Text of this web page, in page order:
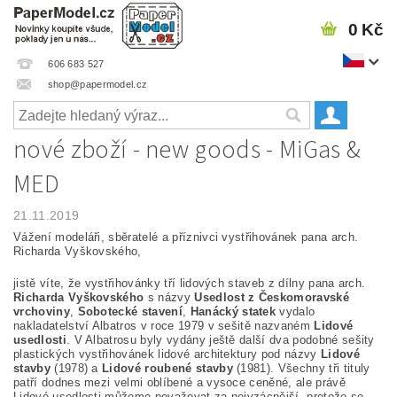
606 683 527
shop@papermodel.cz
0 Kč
nové zboží - new goods - MiGas &
MED
21.11.2019
Vážení modeláři, sběratelé a příznivci vystřihovánek pana arch.
Richarda Vyškovského,
jistě víte, že vystřihovánky tří lidových staveb z dílny pana arch.
Richarda Vyškovského s názvyUsedlost z Českomoravské
vrchoviny, Sobotecké stavení, Hanácký statek vydalo
nakladatelství Albatros v roce 1979 v sešitě nazvaném Lidové
usedlosti. V Albatrosu byly vydány ještě další dva podobné sešity
plastických vystřihovánek lidové architektury pod názvy Lidové
stavby(1978) a Lidové roubené stavby(1981). Všechny tři tituly
patří dodnes mezi velmi oblíbené a vysoce ceněné, ale právě